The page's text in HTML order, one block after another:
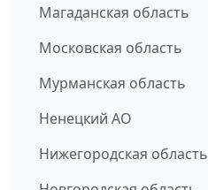
Магаданская область
Московская область
Мурманская область
Ненецкий АО
Нижегородская область